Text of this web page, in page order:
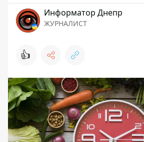
Информатор Днепр
ЖУРНАЛИСТ
👍